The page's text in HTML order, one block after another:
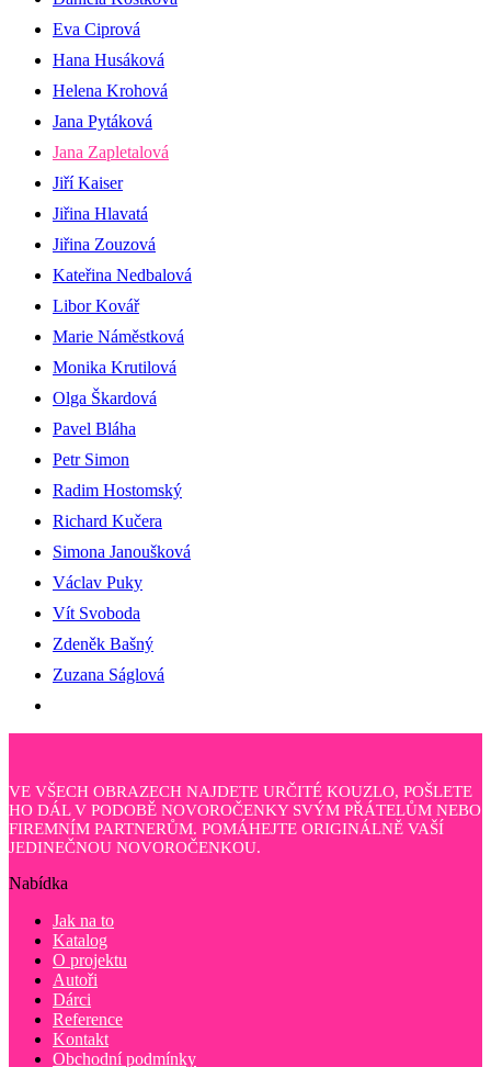
Eva Ciprová
Hana Husáková
Helena Krohová
Jana Pytáková
Jana Zapletalová
Jiří Kaiser
Jiřina Hlavatá
Jiřina Zouzová
Kateřina Nedbalová
Libor Kovář
Marie Náměstková
Monika Krutilová
Olga Škardová
Pavel Bláha
Petr Simon
Radim Hostomský
Richard Kučera
Simona Janoušková
Václav Puky
Vít Svoboda
Zdeněk Bašný
Zuzana Ságlová
VE VŠECH OBRAZECH NAJDETE URČITÉ KOUZLO, POŠLETE
HO DÁL V PODOBĚ NOVOROČENKY SVÝM PŘÁTELŮM NEBO
FIREMNÍM PARTNERŮM. POMÁHEJTE ORIGINÁLNĚ VAŠÍ
JEDINEČNOU NOVOROČENKOU.
Nabídka
Jak na to
Katalog
O projektu
Autoři
Dárci
Reference
Kontakt
Obchodní podmínky